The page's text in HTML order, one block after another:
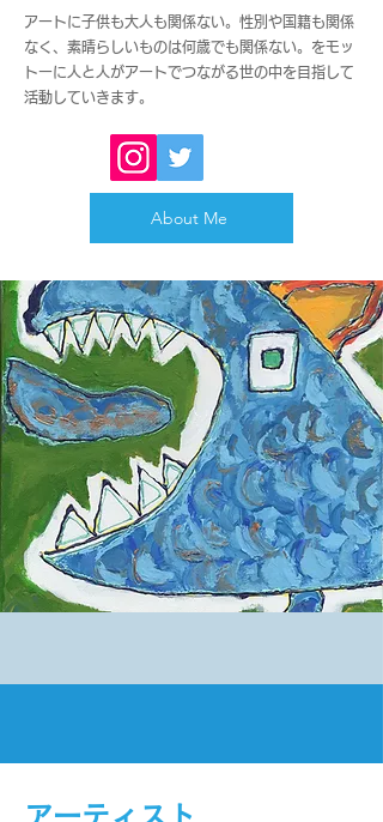
アートに子供も大人も関係ない。性別や国籍も関係
なく、素晴らしいものは何歳でも関係ない。をモッ
トーに人と人がアートでつながる世の中を目指して
活動していきます。
About Me
アーティスト